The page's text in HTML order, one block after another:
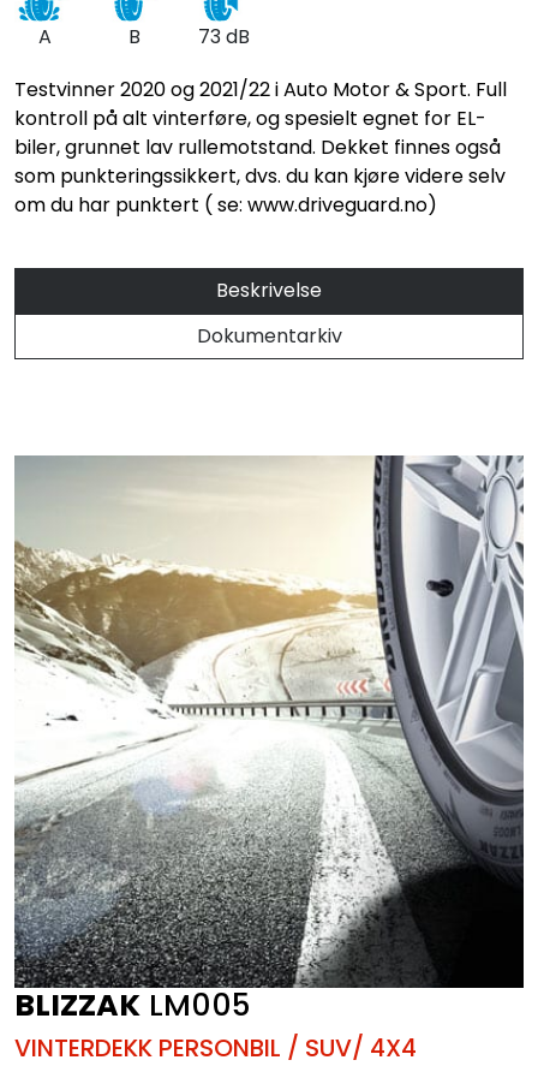
A B
73 dB
Testvinner 2020 og 2021/22 i Auto Motor & Sport. Full
kontroll på alt vinterføre, og spesielt egnet for EL-
biler, grunnet lav rullemotstand. Dekket finnes også
som punkteringssikkert, dvs. du kan kjøre videre selv
om du har punktert ( se: www.driveguard.no)
Beskrivelse
Dokumentarkiv
BLIZZAK LM005
VINTERDEKK PERSONBIL / SUV/ 4X4